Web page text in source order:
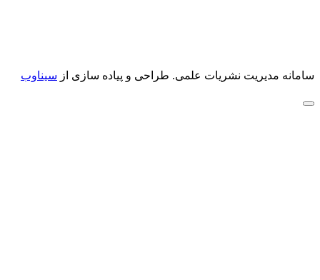
سامانه مدیریت نشریات علمی. طراحی و پیاده سازی از سیناوب